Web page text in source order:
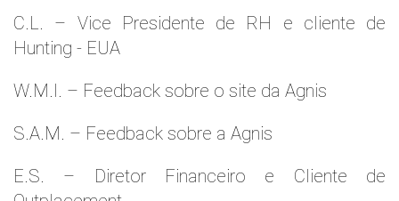
C.L. – Vice Presidente de RH e cliente de
Hunting - EUA
W.M.l. – Feedback sobre o site da Agnis
S.A.M. – Feedback sobre a Agnis
E.S. – Diretor Financeiro e Cliente de